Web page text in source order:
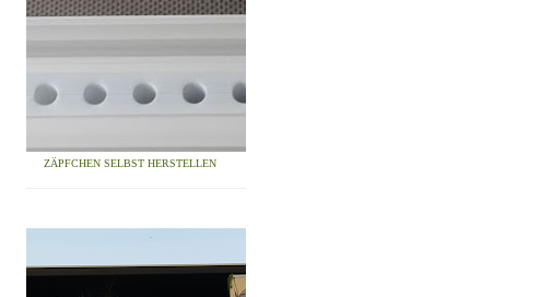
ZÄPFCHEN SELBST HERSTELLEN